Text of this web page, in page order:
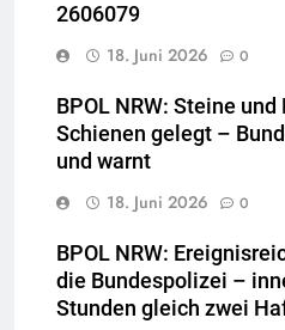
2606079
18. Juni 2026
0
BPOL NRW: Steine
Schienen gelegt –
und warnt
18. Juni 2026
0
BPOL NRW:
die Bundespolizei –
Stunden gleich zwei